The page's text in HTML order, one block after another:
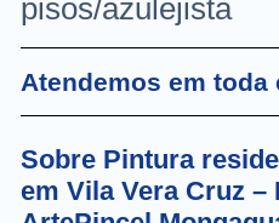
pisos/azulejista
Atendemos em toda
Sobre Pintura
em Vila Vera Cruz –